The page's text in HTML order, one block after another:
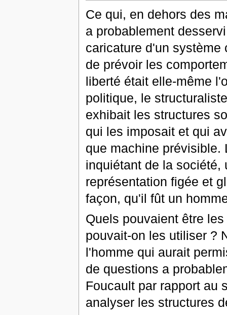
Ce qui, en dehors des
a probablement
caricature d'un système
de prévoir les
liberté était elle-même
politique, le
exhibait les structures
qui les imposait et qui
que machine prévisible.
inquiétant de la société,
représentation figée et
façon, qu'il fût un
Quels pouvaient être
pouvait-on les utiliser ?
l'homme qui aurait
de questions a
Foucault par rapport au
analyser les structures